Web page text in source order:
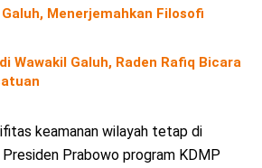
Menerjemahkan Filosofi
Wawakil Galuh, Raden Rafiq Bicara
keamanan wilayah tetap di
Prabowo program KDMP